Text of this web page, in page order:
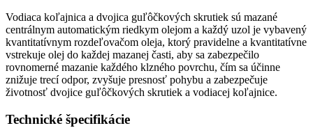
Vodiaca koľajnica a dvojica guľôčkových skrutiek sú mazané
centrálnym automatickým riedkym olejom a každý uzol je vybavený
kvantitatívnym rozdeľovačom oleja, ktorý pravidelne a kvantitatívne
vstrekuje olej do každej mazanej časti, aby sa zabezpečilo
rovnomerné mazanie každého klzného povrchu, čím sa účinne
znižuje trecí odpor, zvyšuje presnosť pohybu a zabezpečuje
životnosť dvojice guľôčkových skrutiek a vodiacej koľajnice.
Technické špecifikácie